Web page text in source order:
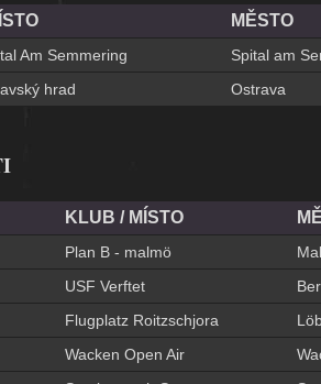
MĚSTO
Am Semmering Spital am
hrad Ostrava
KLUB / MÍSTO
Plan B - malmö
USF Verftet
Flugplatz Roitzschjora
Wacken Open Air